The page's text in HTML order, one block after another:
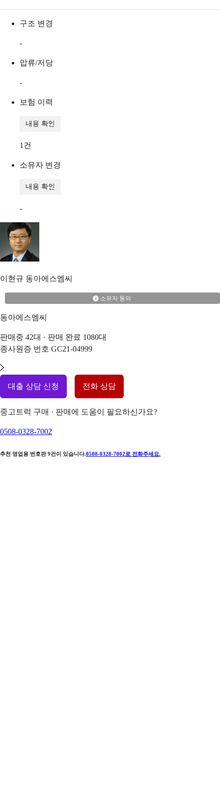
구조 변경
-
압류/저당
-
보험 이력
내용 확인
1 건
소유자 변경
내용 확인
-
이현규 동아에스엠씨
소유자 동의
동아에스엠씨
판매중 42대 · 판매 완료 1080대
종사원증 번호 GC21-04999
대출 상담 신청 전화 상담
중고트럭 구매 · 판매에 도움이 필요하신가요?
0508-0328-7002
추천 영업용 번호판 9건이 있습니다.0508-0328-7002 로 전화주세요.